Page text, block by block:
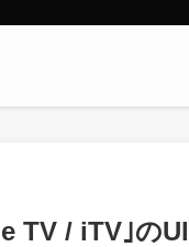
TV / iTV｣の